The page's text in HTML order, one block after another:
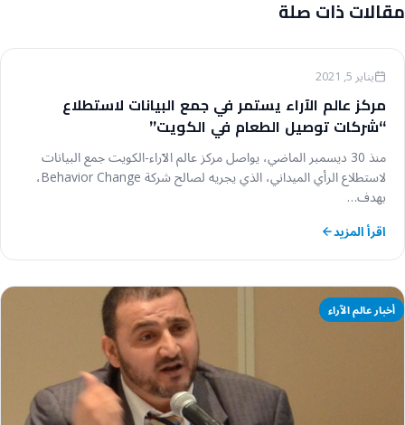
مقالات ذات صلة
أخبار عالم الآراء
يناير 5, 2021
مركز عالم الآراء يستمر في جمع البيانات لاستطلاع
“شركات توصيل الطعام في الكويت”
منذ 30 ديسمبر الماضي، يواصل مركز عالم الآراء-الكويت جمع البيانات
لاستطلاع الرأي الميداني، الذي يجريه لصالح شركة Behavior Change،
بهدف…
اقرأ المزيد
أخبار عالم الآراء